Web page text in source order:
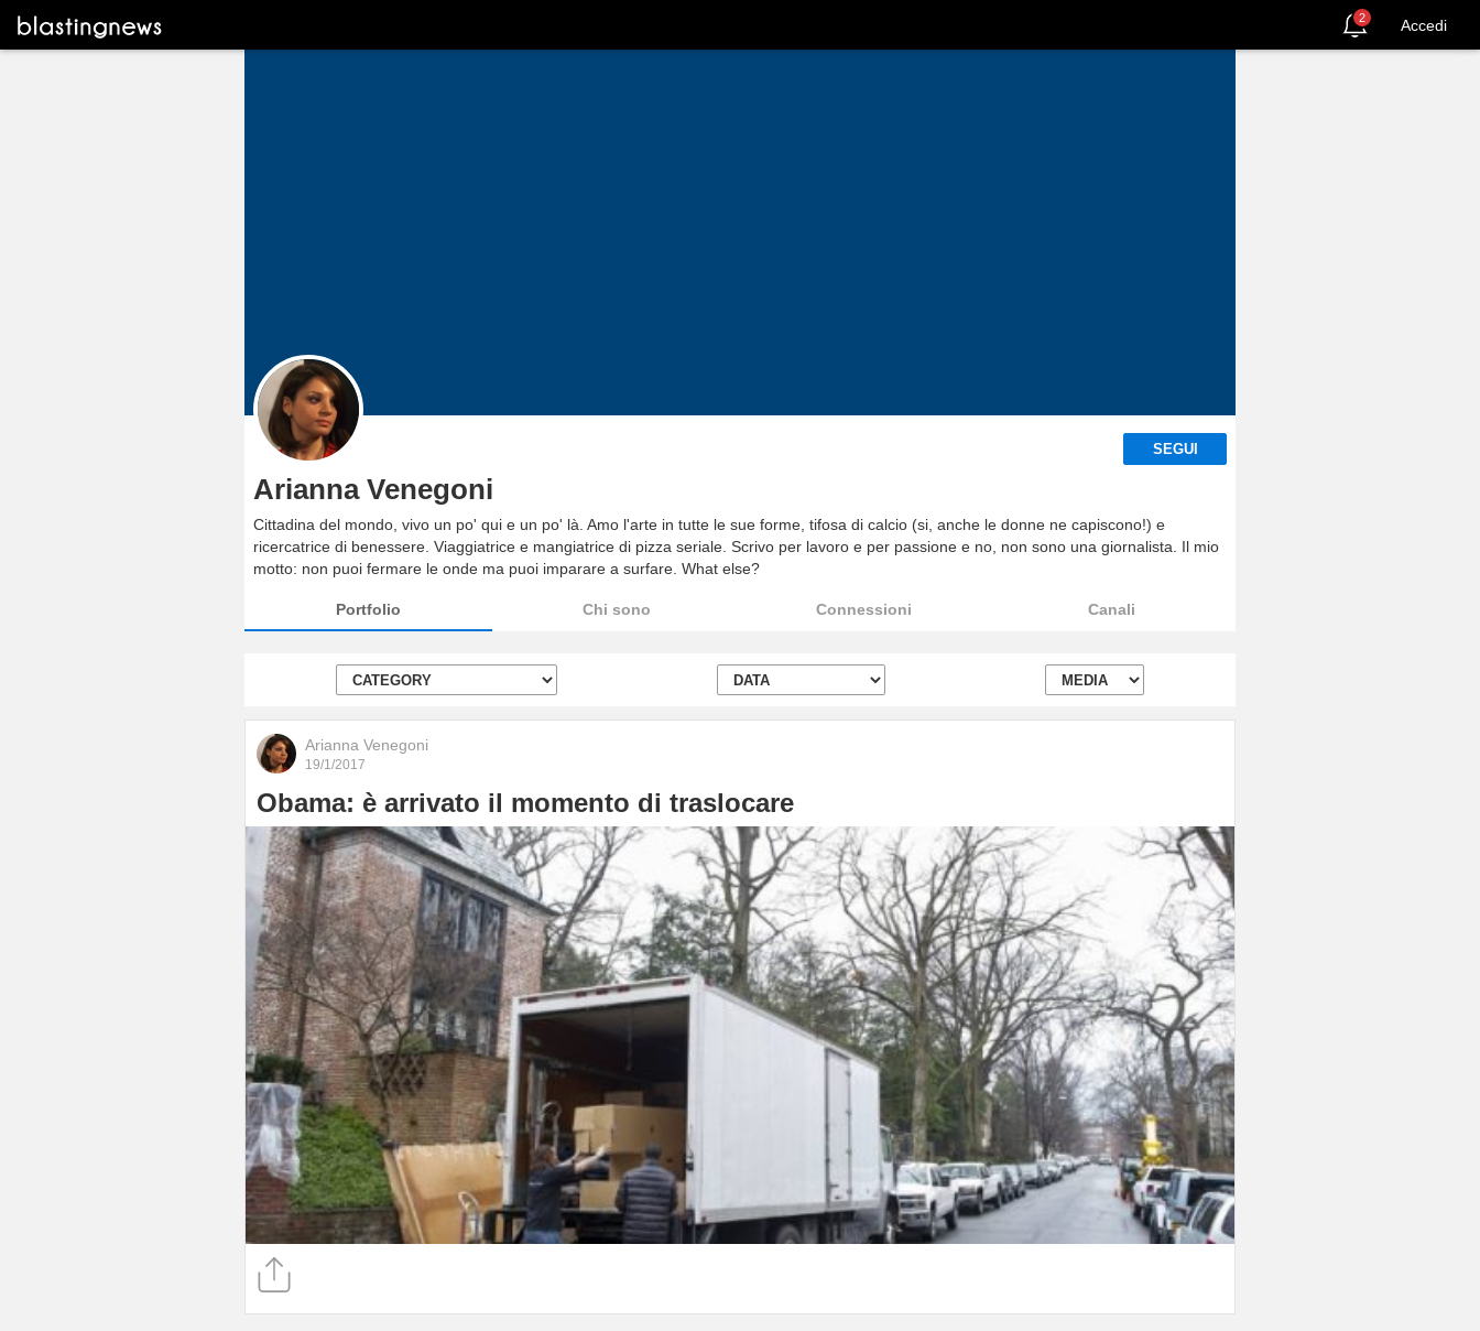
2 Accedi
SEGUI
Arianna Venegoni
Cittadina del mondo, vivo un po' qui e un po' là. Amo l'arte in tutte le sue forme, tifosa di calcio (si, anche le donne ne capiscono!) e
ricercatrice di benessere. Viaggiatrice e mangiatrice di pizza seriale. Scrivo per lavoro e per passione e no, non sono una giornalista. Il mio
motto: non puoi fermare le onde ma puoi imparare a surfare. What else?
Portfolio Chi sono Connessioni Canali
Arianna Venegoni
19/1/2017
Obama: è arrivato il momento di traslocare